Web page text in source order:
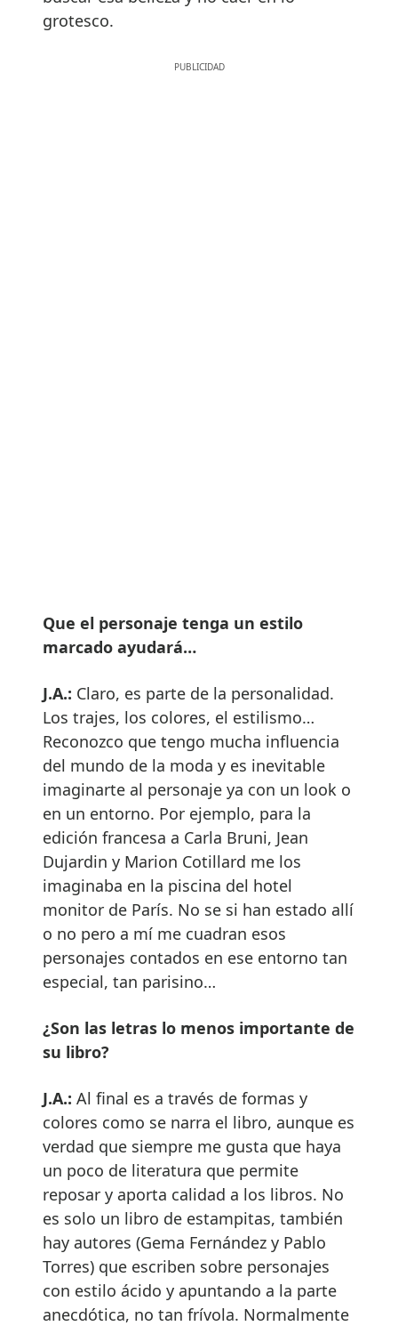
grotesco.
Que el personaje tenga un estilo
marcado ayudará…
J.A.: Claro, es parte de la personalidad.
Los trajes, los colores, el estilismo…
Reconozco que tengo mucha influencia
del mundo de la moda y es inevitable
imaginarte al personaje ya con un look o
en un entorno. Por ejemplo, para la
edición francesa a Carla Bruni, Jean
Dujardin y Marion Cotillard me los
imaginaba en la piscina del hotel
monitor de París. No se si han estado allí
o no pero a mí me cuadran esos
personajes contados en ese entorno tan
especial, tan parisino…
¿Son las letras lo menos importante de
su libro?
J.A.: Al final es a través de formas y
colores como se narra el libro, aunque es
verdad que siempre me gusta que haya
un poco de literatura que permite
reposar y aporta calidad a los libros. No
es solo un libro de estampitas, también
hay autores (Gema Fernández y Pablo
Torres) que escriben sobre personajes
con estilo ácido y apuntando a la parte
anecdótica, no tan frívola. Normalmente